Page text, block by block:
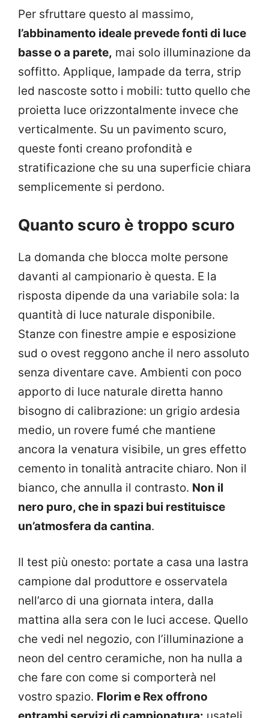
Per sfruttare questo al massimo,
l’abbinamento ideale prevede fonti di luce
basse o a parete, mai solo illuminazione da
soffitto. Applique, lampade da terra, strip
led nascoste sotto i mobili: tutto quello che
proietta luce orizzontalmente invece che
verticalmente. Su un pavimento scuro,
queste fonti creano profondità e
stratificazione che su una superficie chiara
semplicemente si perdono.
Quanto scuro è troppo scuro
La domanda che blocca molte persone
davanti al campionario è questa. E la
risposta dipende da una variabile sola: la
quantità di luce naturale disponibile.
Stanze con finestre ampie e esposizione
sud o ovest reggono anche il nero assoluto
senza diventare cave. Ambienti con poco
apporto di luce naturale diretta hanno
bisogno di calibrazione: un grigio ardesia
medio, un rovere fumé che mantiene
ancora la venatura visibile, un gres effetto
cemento in tonalità antracite chiaro. Non il
bianco, che annulla il contrasto. Non il
nero puro, che in spazi bui restituisce
un’atmosfera da cantina.
Il test più onesto: portate a casa una lastra
campione dal produttore e osservatela
nell’arco di una giornata intera, dalla
mattina alla sera con le luci accese. Quello
che vedi nel negozio, con l’illuminazione a
neon del centro ceramiche, non ha nulla a
che fare con come si comporterà nel
vostro spazio. Florim e Rex offrono